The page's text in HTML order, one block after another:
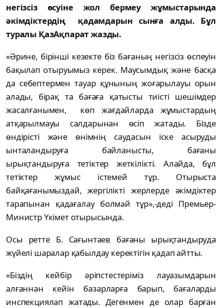
негізсіз өсуіне жол бермеу жұмыстарында
әкімдіктердің қадамдарын сынға алды. Бұл
туралы ҚазАқпарат жазды.
«Әрине, бірінші кезекте біз бағаның негізсіз өспеуін
бақылап отыруымыз керек. Маусымдық және басқа
да себептермен тауар құнының жоғарылауы орын
алады, бірақ та бағаға қатысты тиісті шешімдер
жасалғанымен, көп жағдайларда жұмыстардың
атқарылмауы салдарынан өсіп жатады. Бізде
өндірісті және өнімнің саудасын іске асыруды
ынталандыруға байланысты, бағаны
ырықтандыруға тетіктер жеткілікті. Алайда, бұл
тетіктер жұмыс істемей тұр. Отырыста
байқағанымыздай, жергілікті жерлерде әкімдіктер
тарапынан қадағалау болмай тұр»,-деді Премьер-
Министр Үкімет отырысында.
Осы ретте Б. Сағынтаев бағаны ырықтандыруда
жүйелі шаралар қабылдау керектігін қадап айтты.
«Біздің кейбір әріпстестеріміз лауазымдарын
алғаннан кейін базарларға барып, бағаларды
инспекциялап жатады. Дегенмен де олар барған